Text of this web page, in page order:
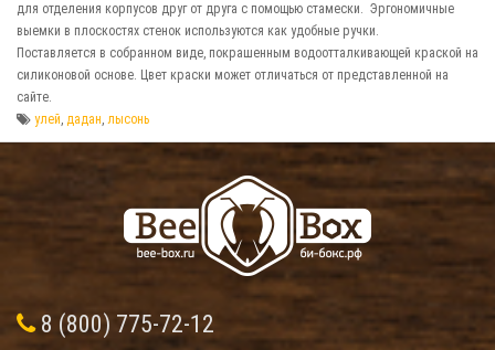
для отделения корпусов друг от друга с помощью стамески. Эргономичные
выемки в плоскостях стенок используются как удобные ручки.
Поставляется в собранном виде, покрашенным водоотталкивающей краской на
силиконовой основе. Цвет краски может отличаться от представленной на
сайте.
улей, дадан, лысонь
8 (800) 775-72-12